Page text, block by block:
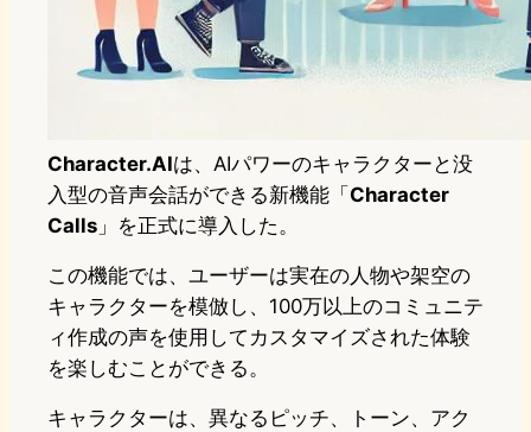
Character.AIは、AIパワーのキャラクターと没
入型の音声会話ができる新機能「 Character
Calls 」を正式に導入した。
この機能では、ユーザーは実在の人物や架空の
キャラクターを模倣し、100万以上のコミュニテ
ィ作成の声を使用してカスタマイズされた体験
を楽しむことができる。
キャラクターは、異なるピッチ、トーン、アク